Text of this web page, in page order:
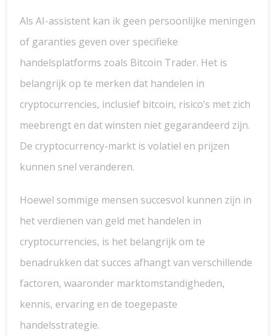
Als AI-assistent kan ik geen persoonlijke meningen
of garanties geven over specifieke
handelsplatforms zoals Bitcoin Trader. Het is
belangrijk op te merken dat handelen in
cryptocurrencies, inclusief bitcoin, risico’s met zich
meebrengt en dat winsten niet gegarandeerd zijn.
De cryptocurrency-markt is volatiel en prijzen
kunnen snel veranderen.
Hoewel sommige mensen succesvol kunnen zijn in
het verdienen van geld met handelen in
cryptocurrencies, is het belangrijk om te
benadrukken dat succes afhangt van verschillende
factoren, waaronder marktomstandigheden,
kennis, ervaring en de toegepaste
handelsstrategie.